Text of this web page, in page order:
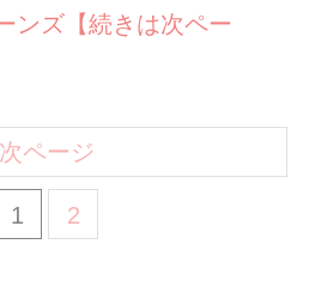
ンズ【続きは次ペー
1 2
次ページ